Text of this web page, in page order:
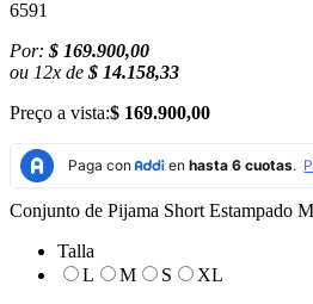
6591
Por: $ 169.900,00
ou 12x de $ 14.158,33
Preço a vista:$ 169.900,00
Conjunto de Pijama Short Estampado
Talla
L
M S
XL